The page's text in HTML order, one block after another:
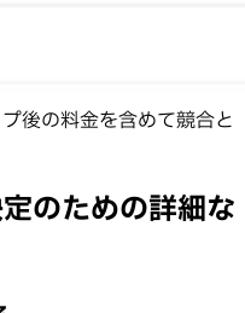
後の料金を含めて競合と
のための詳細な